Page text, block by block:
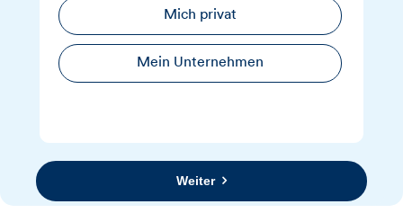
Mich privat
Mein Unternehmen
Weiter